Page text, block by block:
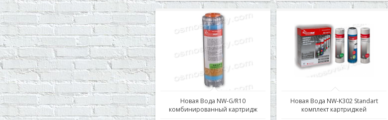
бытовую технику и санитарно-
техническое оборудование.
Степень очистки -1 мкм
Максимальный поток -19..
бытовую технику и санитарно-
Максимальный пото..
Новая Вода NW-G/R10
комбинированный картридж
Новая Вода NW-K302 Standart
комплект картриджей